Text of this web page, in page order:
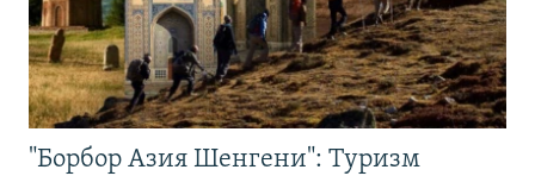
"Борбор Азия Шенгени": Туризм